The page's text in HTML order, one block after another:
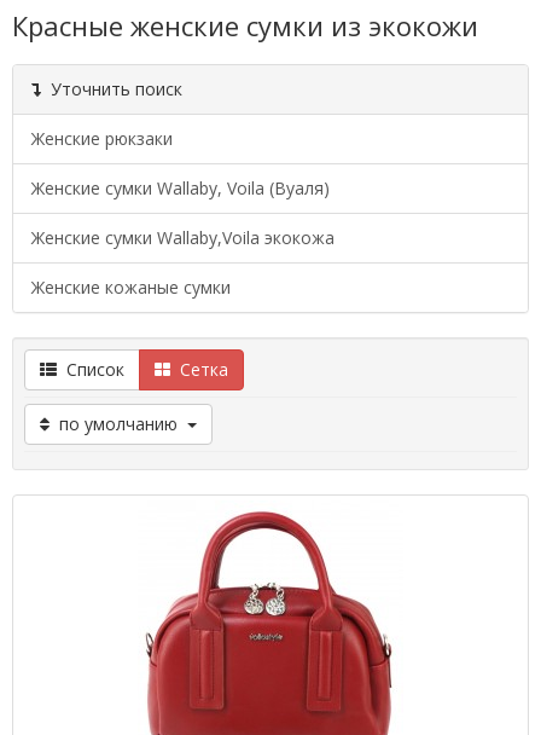
Красные женские сумки из экокожи
Уточнить поиск
Женские рюкзаки
Женские сумки Wallaby, Voila (Вуаля)
Женские сумки Wallaby,Voila экокожа
Женские кожаные сумки
Список Сетка
по умолчанию